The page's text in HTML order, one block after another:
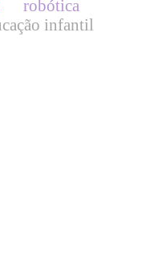
robótica
infantil